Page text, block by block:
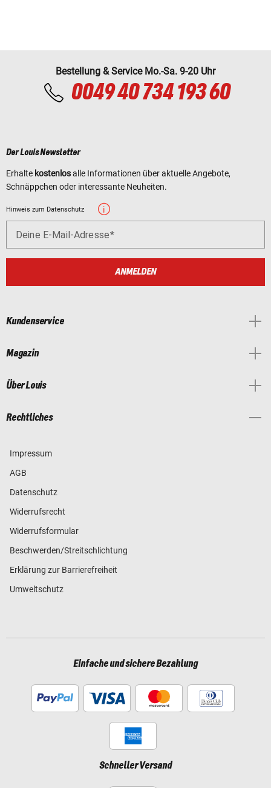
Bestellung & Service Mo.-Sa. 9-20 Uhr
0049 40 734 193 60
Der Louis Newsletter
Erhalte kostenlosalle Informationen über aktuelle Angebote,
Schnäppchen oder interessante Neuheiten.
Hinweis zum Datenschutz
Deine E-Mail-Adresse
ANMELDEN
Kundenservice
Magazin
Über Louis
Rechtliches
Impressum
AGB
Datenschutz
Widerrufsrecht
Widerrufsformular
Beschwerden/Streitschlichtung
Erklärung zur Barrierefreiheit
Umweltschutz
Einfache und sichere Bezahlung
Schneller Versand